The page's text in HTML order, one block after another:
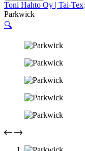
Toni Hahto Oy | Tai-Tex
Parkwick
🔍